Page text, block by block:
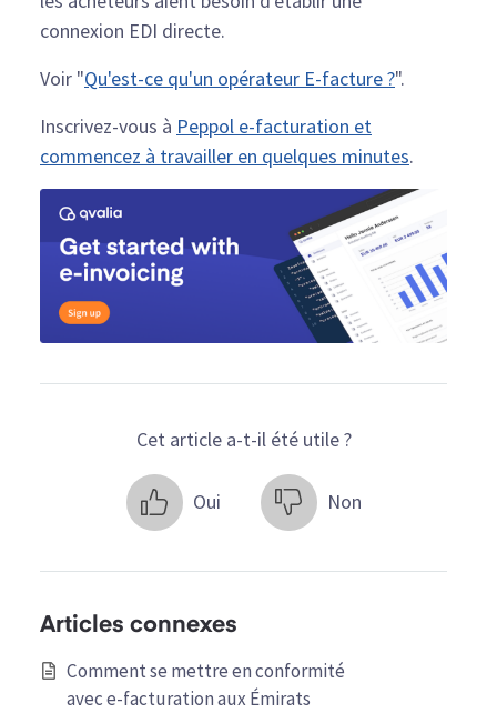
connexion EDI directe.
Voir "Qu'est-ce qu'un opérateur E-facture ?".
Inscrivez-vous à Peppol e-facturation et
commencez à travailler en quelques minutes.
Cet article a-t-il été utile ?
Oui Non
Articles connexes
Comment se mettre en conformité
avec e-facturation aux Émirats